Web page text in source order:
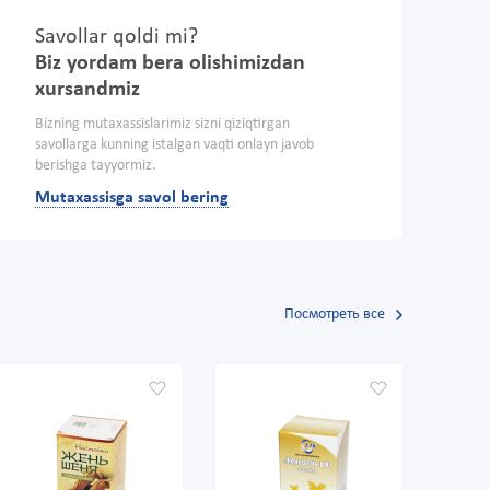
Savollar qoldi mi?
Biz yordam bera olishimizdan
xursandmiz
Bizning mutaxassislarimiz sizni qiziqtirgan
savollarga kunning istalgan vaqti onlayn javob
berishga tayyormiz.
Mutaxassisga savol bering
Посмотреть все